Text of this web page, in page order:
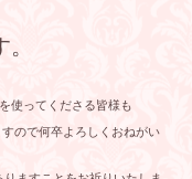
使ってくださる皆様も
ので何卒よろしくおねがい